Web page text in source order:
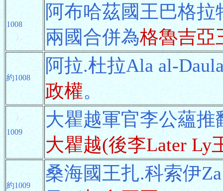
1008
阿布哈茲國王巴格拉
兩國合併為格魯吉亞
約1008
阿拉.杜拉Ala al-
政權。
1009
大瞿越軍官李公蘊
大瞿越(後李Later Ly
約1009
桑海國王扎.科索伊